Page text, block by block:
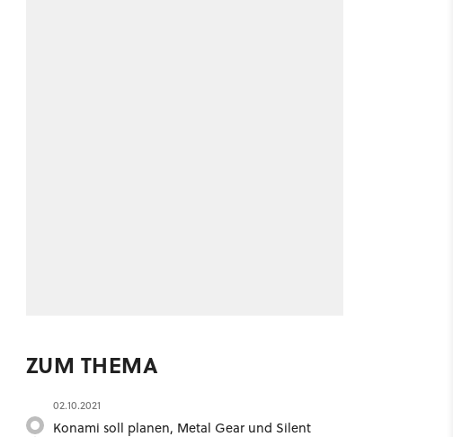
ZUM THEMA
02.10.2021
Konami soll planen, Metal Gear und Silent